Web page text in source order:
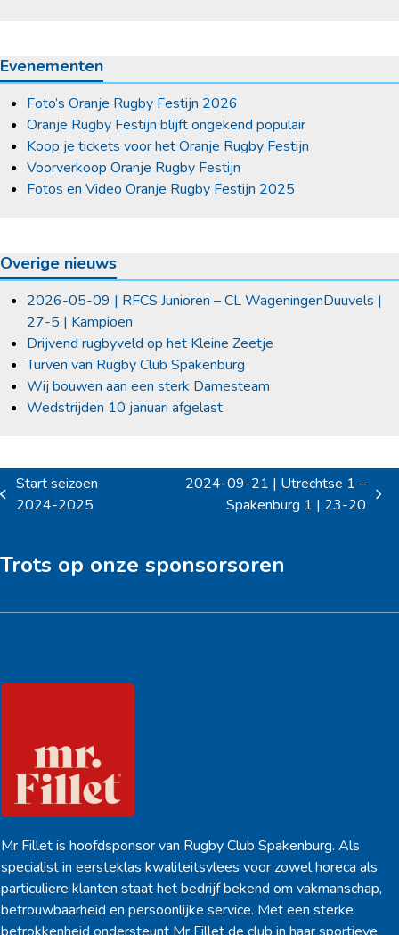
Evenementen
Foto’s Oranje Rugby Festijn 2026
Oranje Rugby Festijn blijft ongekend populair
Koop je tickets voor het Oranje Rugby Festijn
Voorverkoop Oranje Rugby Festijn
Fotos en Video Oranje Rugby Festijn 2025
Overige nieuws
2026-05-09 | RFCS Junioren – CL WageningenDuuvels |
27-5 | Kampioen
Drijvend rugbyveld op het Kleine Zeetje
Turven van Rugby Club Spakenburg
Wij bouwen aan een sterk Damesteam
Wedstrijden 10 januari afgelast
previous
Start seizoen
2024-2025
2024-09-21 | Utrechtse 1 –
Spakenburg 1 | 23-20
Trots op onze sponsorsoren
Mr Fillet is hoofdsponsor van Rugby Club Spakenburg. Als
specialist in eersteklas kwaliteitsvlees voor zowel horeca als
particuliere klanten staat het bedrijf bekend om vakmanschap,
betrouwbaarheid en persoonlijke service. Met een sterke